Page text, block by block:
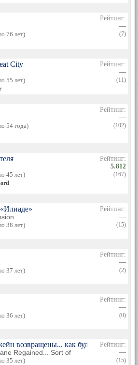
76 лет)
Рейтинг:
—
(7)
City
55 лет)
Рейтинг:
—
(11)
54 года)
Рейтинг:
—
(102)
45 лет)
Рейтинг:
5.812
(167)
«Илиаде»
38 лет)
Рейтинг:
—
(15)
37 лет)
Рейтинг:
—
(2)
36 лет)
Рейтинг:
—
(0)
возвращены... как будто
Regained... Sort of
35 лет)
Рейтинг:
—
(15)